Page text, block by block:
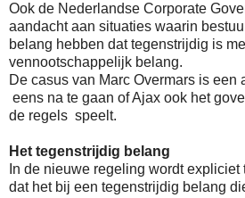
Ook de Nederlandse Corporate
aandacht aan situaties waarin
belang hebben dat tegenstrijdig is
vennootschappelijk belang.
De casus van Marc Overmars is een
eens na te gaan of Ajax ook het
de regels speelt.
Het tegenstrijdig belang
In de nieuwe regeling wordt
dat het bij een tegenstrijdig belang